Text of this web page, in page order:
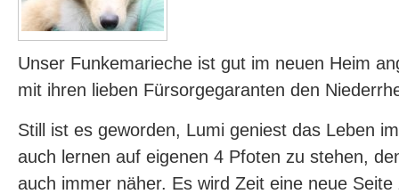
Unser Funkemarieche ist gut im neuen Heim
mit ihren lieben Fürsorgegaranten den
Still ist es geworden, Lumi geniest das Leben
auch lernen auf eigenen 4 Pfoten zu stehen,
auch immer näher. Es wird Zeit eine neue